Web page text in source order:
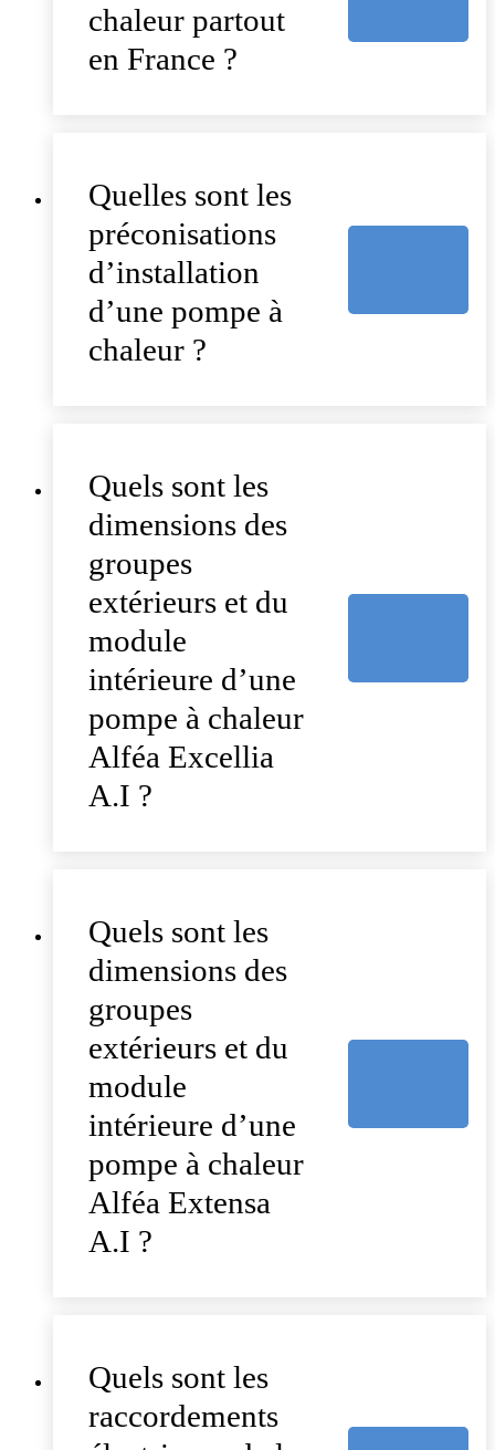
chaleur partout
en France ?
Quelles sont les
préconisations
d’installation
d’une pompe à
chaleur ?
Quels sont les
dimensions des
groupes
extérieurs et du
module
intérieure d’une
pompe à chaleur
Alféa Excellia
A.I ?
Quels sont les
dimensions des
groupes
extérieurs et du
module
intérieure d’une
pompe à chaleur
Alféa Extensa
A.I ?
Quels sont les
raccordements